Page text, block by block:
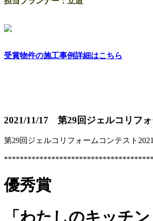
受賞物件の施工事例詳細はこちら
2021/11/17 第29回ジェルコリフ
第29回ジェルコリフォームコンテスト
優秀賞
「わたしのキッチ